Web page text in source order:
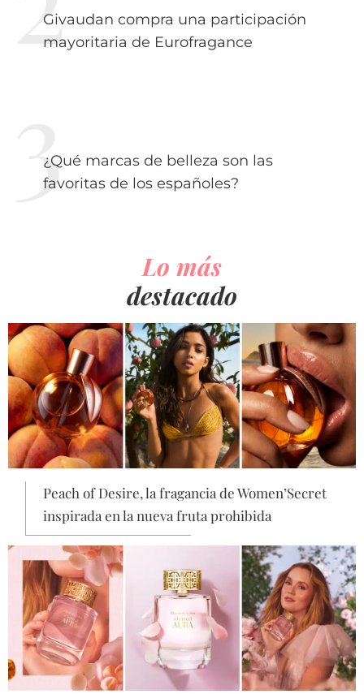
Givaudan compra una participación
mayoritaria de Eurofragance
¿Qué marcas de belleza son las
favoritas de los españoles?
Lo más
destacado
Peach of Desire, la fragancia de Women’Secret
inspirada en la nueva fruta prohibida